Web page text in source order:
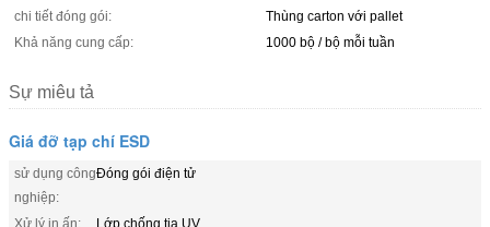
chi tiết đóng gói:
Thùng carton với pallet
Khả năng cung cấp:
1000 bộ / bộ mỗi tuần
Sự miêu tả
Giá đỡ tạp chí ESD
sử dụng công
nghiệp:
Đóng gói điện tử
Xử lý in ấn:
Lớp chống tia UV